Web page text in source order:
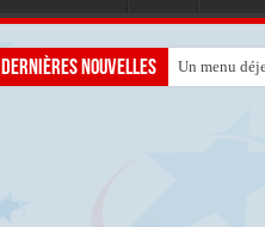
Dernières nouvelles Un menu